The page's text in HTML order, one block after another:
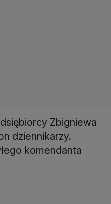
Zbigniewa
dziennikarzy.
komendanta